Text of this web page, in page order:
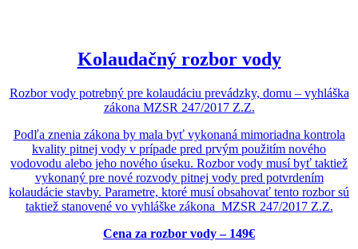
Kolaudačný rozbor vody
Rozbor vody potrebný pre kolaudáciu prevádzky, domu – vyhláška
zákona MZSR 247/2017 Z.Z.
Podľa znenia zákona by mala byť vykonaná mimoriadna kontrola
kvality pitnej vody v prípade pred prvým použitím nového
vodovodu alebo jeho nového úseku. Rozbor vody musí byť taktiež
vykonaný pre nové rozvody pitnej vody pred potvrdením
kolaudácie stavby. Parametre, ktoré musí obsahovať tento rozbor sú
taktiež stanovené vo vyhláške zákona MZSR 247/2017 Z.Z.
Cena za rozbor vody – 149€